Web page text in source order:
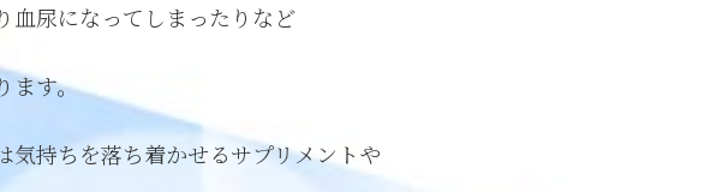
血尿になってしまったりなど
ます。
気持ちを落ち着かせるサプリメントや